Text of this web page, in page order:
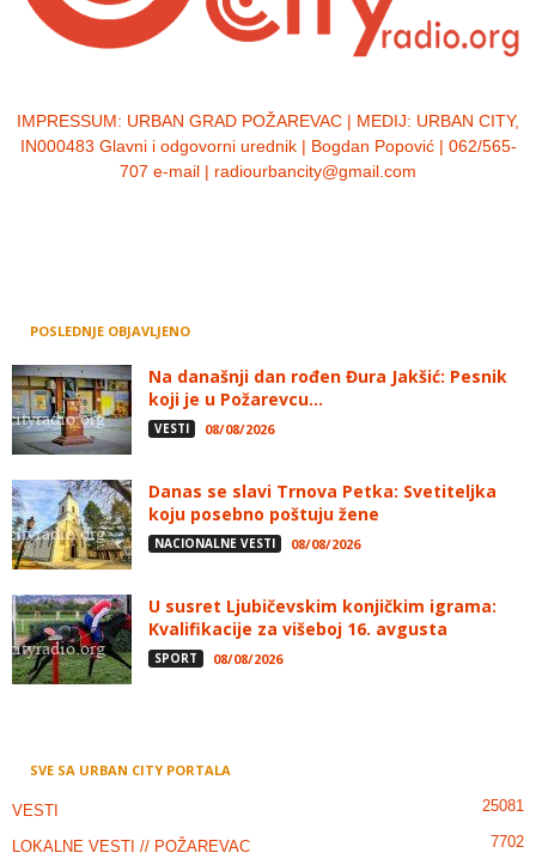
IMPRESSUM: URBAN GRAD POŽAREVAC | MEDIJ: URBAN CITY,
IN000483 Glavni i odgovorni urednik | Bogdan Popović | 062/565-
707 e-mail | radiourbancity@gmail.com
POSLEDNJE OBJAVLJENO
Na današnji dan rođen Đura Jakšić: Pesnik
koji je u Požarevcu...
VESTI 08/08/2026
Danas se slavi Trnova Petka: Svetiteljka
koju posebno poštuju žene
NACIONALNE VESTI 08/08/2026
U susret Ljubičevskim konjičkim igrama:
Kvalifikacije za višeboj 16. avgusta
SPORT 08/08/2026
SVE SA URBAN CITY PORTALA
VESTI 25081
LOKALNE VESTI // POŽAREVAC 7702